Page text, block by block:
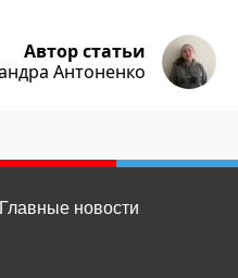
Автор статьи
Антоненко
Главные новости